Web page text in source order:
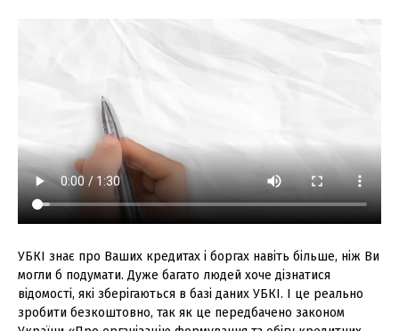
УБКІ знає про Ваших кредитах і боргах навіть більше, ніж Ви
могли б подумати. Дуже багато людей хоче дізнатися
відомості, які зберігаються в базі даних УБКІ. І це реально
зробити безкоштовно, так як це передбачено законом